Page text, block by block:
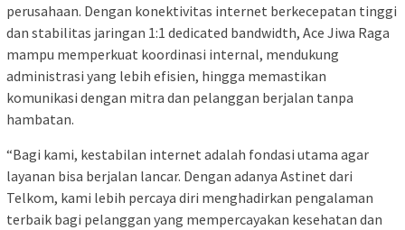
perusahaan. Dengan konektivitas internet berkecepatan tinggi
dan stabilitas jaringan 1:1 dedicated bandwidth, Ace Jiwa Raga
mampu memperkuat koordinasi internal, mendukung
administrasi yang lebih efisien, hingga memastikan
komunikasi dengan mitra dan pelanggan berjalan tanpa
hambatan.
“Bagi kami, kestabilan internet adalah fondasi utama agar
layanan bisa berjalan lancar. Dengan adanya Astinet dari
Telkom, kami lebih percaya diri menghadirkan pengalaman
terbaik bagi pelanggan yang mempercayakan kesehatan dan